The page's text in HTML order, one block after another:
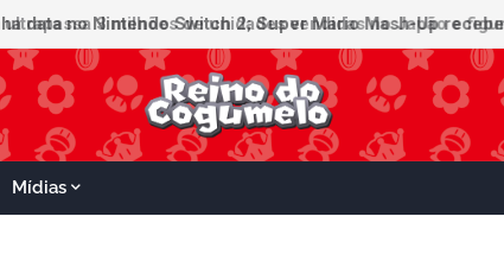
data no Nintendo Switch 2; Super Mario Mash-Up
Mídias